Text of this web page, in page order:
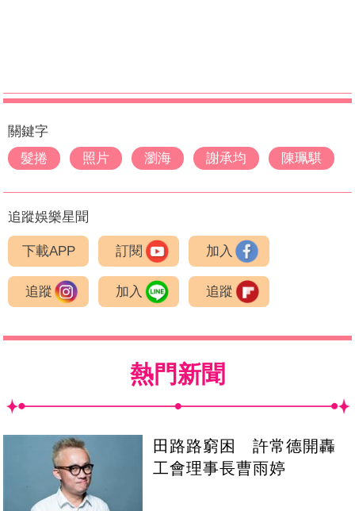
關鍵字
髮捲
照片 瀏海 謝承均 陳珮騏
追蹤娛樂星聞
下載APP 訂閱 加入
追蹤 加入 追蹤
熱門新聞
田路路窮困 許常德開轟
工會理事長曹雨婷